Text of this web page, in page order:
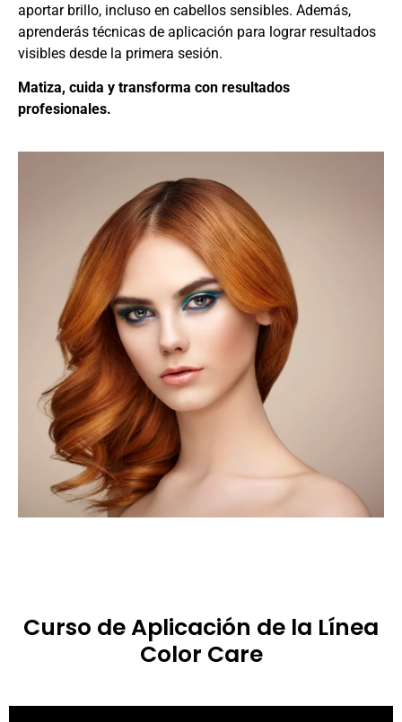
aportar brillo, incluso en cabellos sensibles. Además,
aprenderás técnicas de aplicación para lograr resultados
visibles desde la primera sesión.
Matiza, cuida y transforma con resultados
profesionales.
Curso de Aplicación de la Línea
Color Care